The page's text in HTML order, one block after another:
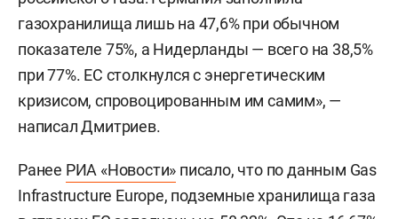
газохранилища лишь на 47,6% при обычном
показателе 75%, а Нидерланды — всего на 38,5%
при 77%. ЕС столкнулся с энергетическим
кризисом, спровоцированным им самим», —
написал Дмитриев.
Ранее РИА «Новости» писало, что по данным Gas
Infrastructure Europe, подземные хранилища газа